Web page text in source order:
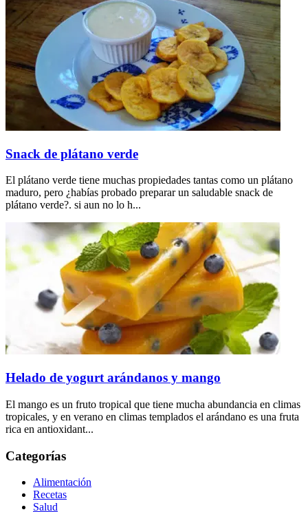
Snack de plátano verde
El plátano verde tiene muchas propiedades tantas como un plátano
maduro, pero ¿habías probado preparar un saludable snack de
plátano verde?. si aun no lo h...
Helado de yogurt arándanos y mango
El mango es un fruto tropical que tiene mucha abundancia en climas
tropicales, y en verano en climas templados el arándano es una fruta
rica en antioxidant...
Categorías
Alimentación
Recetas
Salud